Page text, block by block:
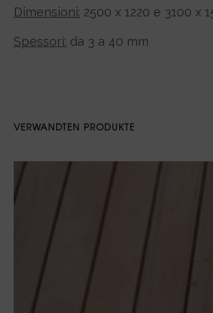
Dimensioni: 2500 x 1220 e 3100 x
Spessori: da 3 a 40 mm
VERWANDTEN PRODUKTE